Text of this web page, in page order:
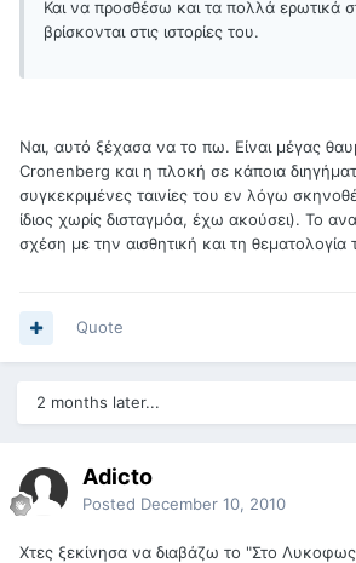
Και να προσθέσω και τα πολλά ερωτικά
βρίσκονται στις ιστορίες του.
Ναι, αυτό ξέχασα να το πω. Είναι μέγας
Cronenberg και η πλοκή σε κάποια
συγκεκριμένες ταινίες του εν λόγω
ίδιος χωρίς δισταγμόα, έχω ακούσει). Το
σχέση με την αισθητική και τη θεματολογία
Quote
2 months later...
Adicto
Posted December 10, 2010
Χτες ξεκίνησα να διαβάζω το "Στο